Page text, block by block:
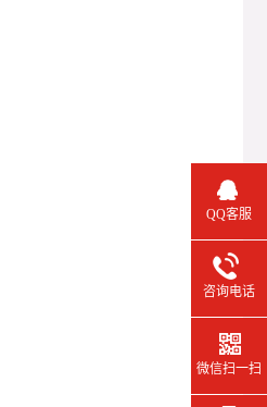
QQ客服
咨询电话
微信扫一扫